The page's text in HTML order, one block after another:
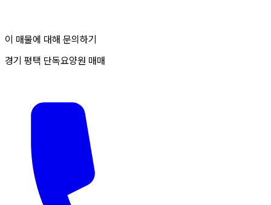
이 매물에 대해 문의하기
경기 평택 단독요양원 매매